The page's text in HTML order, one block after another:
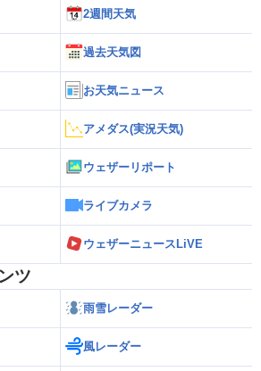
2週間天気
過去天気図
お天気ニュース
アメダス(実況天気)
ウェザーリポート
ライブカメラ
ウェザーニュースLiVE
ツ
雨雪レーダー
風レーダー